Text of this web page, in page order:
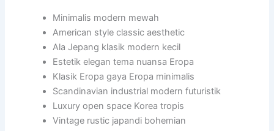
Minimalis modern mewah
American style classic aesthetic
Ala Jepang klasik modern kecil
Estetik elegan tema nuansa Eropa
Klasik Eropa gaya Eropa minimalis
Scandinavian industrial modern futuristik
Luxury open space Korea tropis
Vintage rustic japandi bohemian